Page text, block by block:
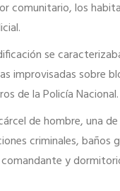
comunitario, los
se
improvisadas sobre
de la Policía Nacional.
de hombre, una
criminales, baños
y